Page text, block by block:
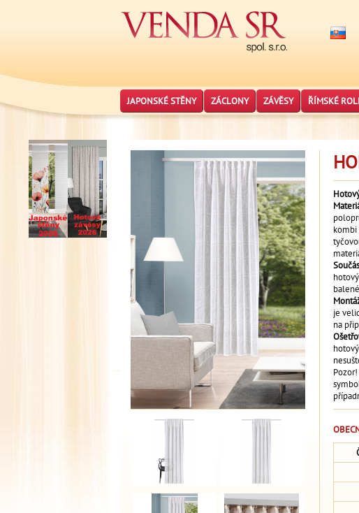
JAPONSKÉ STĚNY ZÁCLONY ZÁVĚSY ŘÍMSKÉ
kombi
je
na